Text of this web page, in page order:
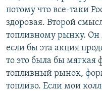
потому что все-таки
здоровая. Второй
топливному рынку.
если бы эта акция
то это была бы мягкая
топливный рынок,
топливо. Если мои